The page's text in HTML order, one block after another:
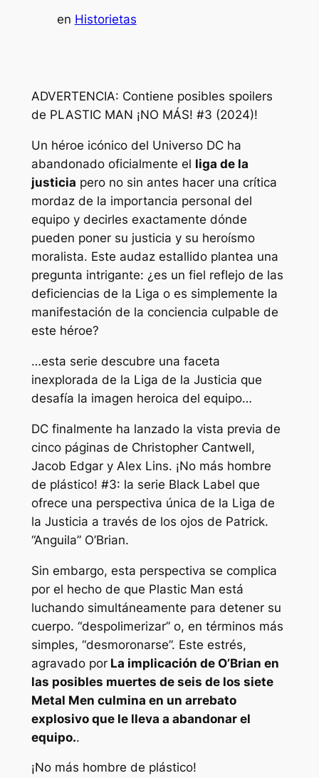
en Historietas
ADVERTENCIA: Contiene posibles spoilers
de PLASTIC MAN ¡NO MÁS! #3 (2024)!
Un héroe icónico del Universo DC ha
abandonado oficialmente el liga de la
justicia pero no sin antes hacer una crítica
mordaz de la importancia personal del
equipo y decirles exactamente dónde
pueden poner su justicia y su heroísmo
moralista. Este audaz estallido plantea una
pregunta intrigante: ¿es un fiel reflejo de las
deficiencias de la Liga o es simplemente la
manifestación de la conciencia culpable de
este héroe?
…esta serie descubre una faceta
inexplorada de la Liga de la Justicia que
desafía la imagen heroica del equipo…
DC finalmente ha lanzado la vista previa de
cinco páginas de Christopher Cantwell,
Jacob Edgar y Alex Lins. ¡No más hombre
de plástico! #3: la serie Black Label que
ofrece una perspectiva única de la Liga de
la Justicia a través de los ojos de Patrick.
“Anguila”O’Brian.
Sin embargo, esta perspectiva se complica
por el hecho de que Plastic Man está
luchando simultáneamente para detener su
cuerpo. “despolimerizar”o, en términos más
simples, “desmoronarse”. Este estrés,
agravado porLa implicación de O’Brian en
las posibles muertes de seis de los siete
Metal Men culmina en un arrebato
explosivo que le lleva a abandonar el
equipo..
¡No más hombre de plástico!